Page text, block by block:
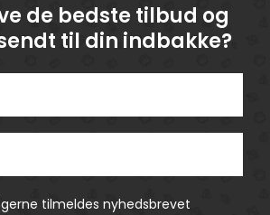
de bedste tilbud og
til din indbakke?
tilmeldes nyhedsbrevet